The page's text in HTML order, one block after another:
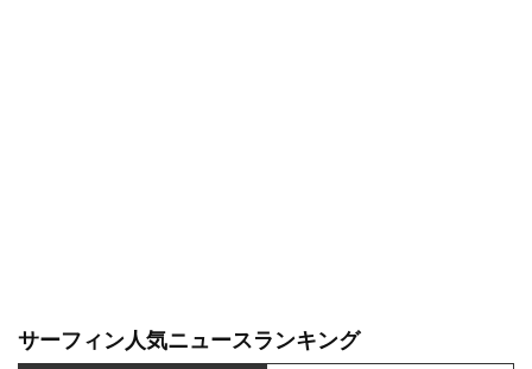
サーフィン人気ニュースランキング